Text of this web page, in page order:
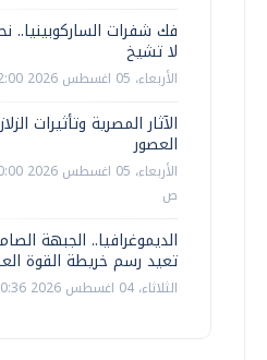
فك شفرات الساركوبينيا..
لا تشيخ
الأربعاء، 05 اغسطس 2026 12:00 م
الآثار المصرية وتأثيرات
العصور
الأربعاء، 05
ص
الديموغرافيا.. الجبهة
تعيد رسم خريطة القوة
الثلاثاء، 04 اغسطس 2026 10:36 ص